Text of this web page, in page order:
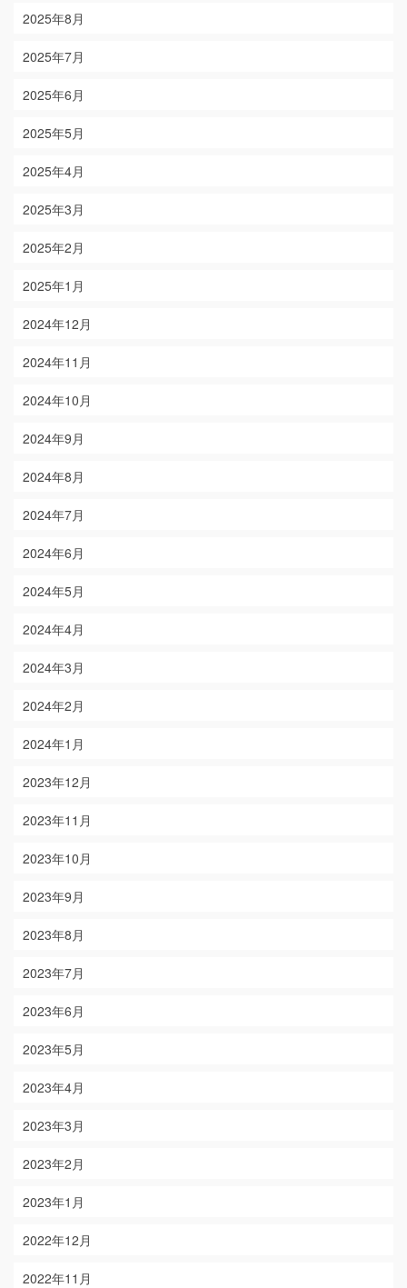
2025年8月
2025年7月
2025年6月
2025年5月
2025年4月
2025年3月
2025年2月
2025年1月
2024年12月
2024年11月
2024年10月
2024年9月
2024年8月
2024年7月
2024年6月
2024年5月
2024年4月
2024年3月
2024年2月
2024年1月
2023年12月
2023年11月
2023年10月
2023年9月
2023年8月
2023年7月
2023年6月
2023年5月
2023年4月
2023年3月
2023年2月
2023年1月
2022年12月
2022年11月